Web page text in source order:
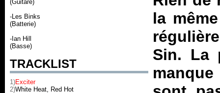
(Guitare)
-Les Binks
(Batterie)
-Ian Hill
(Basse)
TRACKLIST
1)Exciter
2)White Heat, Red Hot
la
Sin. La